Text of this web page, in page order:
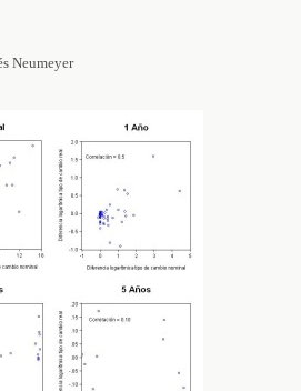
Neumeyer